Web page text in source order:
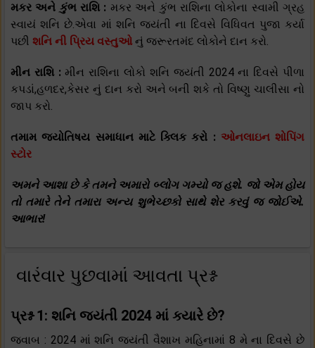
મકર અને કુંભ રાશિ : મકર અને કુંભ રાશિના લોકોના સ્વામી ગ્રહ
સ્વાયં શનિ છે.એવા માં શનિ જયંતી ના દિવસે વિધિવત પુજા કર્યા
પછી શનિ ની પ્રિય વસ્તુઓનું જરૂરતમંદ લોકોને દાન કરો.
મીન રાશિ : મીન રાશિના લોકો શનિ જયંતી 2024 ના દિવસે પીળા
કપડાં,હળદર,કેસર નું દાન કરો અને બની શકે તો વિષ્ણુ ચાલીસા નો
જાપ કરો.
તમામ જ્યોતિષય સમાધાન માટે ક્લિક કરો : ઓનલાઇન શોપિંગ
સ્ટોર
અમને આશા છે કે તમને અમારો બ્લોગ ગમ્યો જ હશે. જો એમ હોય
તો તમારે તેને તમારા અન્ય શુભેચ્છકો સાથે શેર કરવું જ જોઈએ.
આભાર!
વારંવાર પુછવામાં આવતા પ્રશ્ન
પ્રશ્ન 1: શનિ જયંતી 2024 માં ક્યારે છે?
જવાબ : 2024 માં શનિ જયંતી વૈશાખ મહિનામાં 8 મે ના દિવસે છે